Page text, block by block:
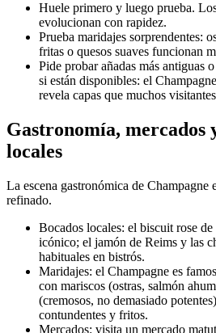
Huele primero y luego prueba.
evolucionan con rapidez.
Prueba maridajes sorprendentes:
fritas o quesos suaves funcionan
Pide probar añadas más antiguas
si están disponibles: el
revela capas que muchos
Gastronomía, mercados
locales
La escena gastronómica de
refinado.
Bocados locales: el biscuit rose
icónico; el jamón de Reims y las
habituales en bistrós.
Maridajes: el Champagne es
con mariscos (ostras, salmón
(cremosos, no demasiado
contundentes y fritos.
Mercados: visita un mercado